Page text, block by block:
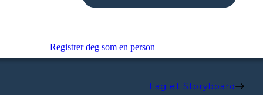
Registrer deg som en person
Lag et Storyboard